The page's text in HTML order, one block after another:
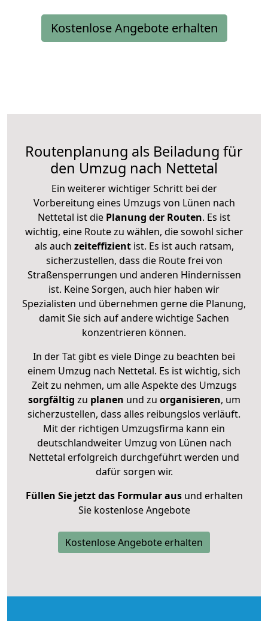
Kostenlose Angebote erhalten
Routenplanung als Beiladung für
den Umzug nach Nettetal
Ein weiterer wichtiger Schritt bei der
Vorbereitung eines Umzugs von Lünen nach
Nettetal ist die Planung der Routen. Es ist
wichtig, eine Route zu wählen, die sowohl sicher
als auch zeiteffizientist. Es ist auch ratsam,
sicherzustellen, dass die Route frei von
Straßensperrungen und anderen Hindernissen
ist. Keine Sorgen, auch hier haben wir
Spezialisten und übernehmen gerne die Planung,
damit Sie sich auf andere wichtige Sachen
konzentrieren können.
In der Tat gibt es viele Dinge zu beachten bei
einem Umzug nach Nettetal. Es ist wichtig, sich
Zeit zu nehmen, um alle Aspekte des Umzugs
sorgfältig zu planen und zu organisieren, um
sicherzustellen, dass alles reibungslos verläuft.
Mit der richtigen Umzugsfirma kann ein
deutschlandweiter Umzug von Lünen nach
Nettetal erfolgreich durchgeführt werden und
dafür sorgen wir.
Füllen Sie jetzt das Formular ausund erhalten
Sie kostenlose Angebote
Kostenlose Angebote erhalten